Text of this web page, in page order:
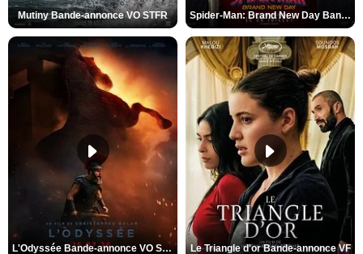
Mutiny Bande-annonce VO STFR Spider-Man: Brand New Day Bande-annonce VO STFR
L'Odyssée Bande-annonce VO STFR Le Triangle d'or Bande-annonce VF